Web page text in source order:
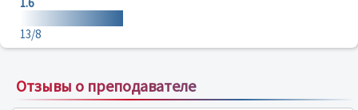
13/8
Отзывы о преподавателе